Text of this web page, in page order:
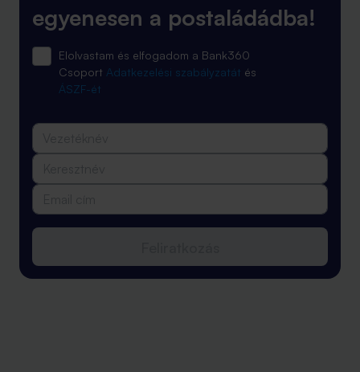
egyenesen a postaládádba!
Elolvastam és elfogadom a Bank360
Csoport Adatkezelési szabályzatát és
ÁSZF-ét